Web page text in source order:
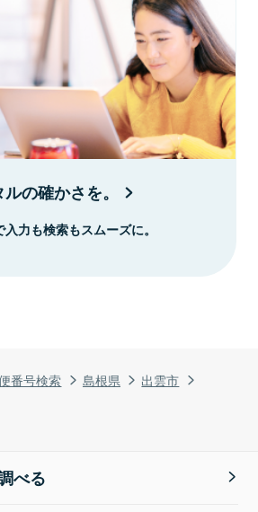
番号検索 島根県
出雲市
の確かさを。
力も検索もスムーズに。
べる